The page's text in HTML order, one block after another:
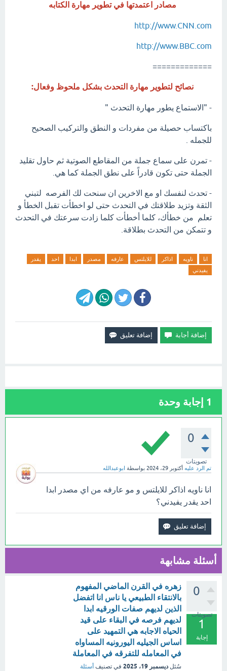
مصادر اعتمدتها في تطوير مهارة الكتابه
http://www.CNN.com
http://www.BBC.com
=============
نصائح لتطوير مهارة التحدث بشكل ملحوظ وفعال:
- "الاستماع يطور مهارة التحدث "
باكتساب حصیلة من مفردات و النطق والتركيب الصحيح
للجمله .
- تمرن على سماع جملة من المقاطع الصوتیة ثم حاول تقلید
الجملة حتى تكون قادراً على نطق الجملة كما ھي.
- تحدث لنفسك او مع الاخرين ان سنحت لك الفرصه لتبني
الثقة وتزيد طلاقتك في التحدث حتى لو اخطأت تقبل الخطأ و
تعلم من خطأك، كلما أخطأت كلما زادت سرعتك في التحدث
و تتمكن من التحدث بطلاقة.
انا ناويه اذاكر للايلتس عارفه مصدر ابدا احد
يقدر
يفيدني
1 إجابة وحدة
0
تصويتات
تم الرد عليه أكتوبر 29، 2024 بواسطة ابوعبدالله
انا ناويه اذاكر للايلتس و مو عارفه من اي مصدر ابدا
احد يقدر يفيدني؟
أسئلة مشابهة
0
تصويتات
1
إجابة
زهره في القرن الماضي المفهوم
بالانتقاء الطبيعي يا ناس انا اتفضل
الذين لديهم صفات الورقيه ابدا
لديهم فرصه في البقاء على قيد
الحياه الاجابه هي التمهيد على
اساس الجيليه اليورونيه المساواه
في المعامله للتفرقه في المعاملة
سُئل ديسمبر 19، 2025 في تصنيف أسئلة